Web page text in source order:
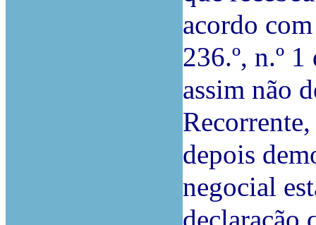
acordo
236.º, n.º
assim não
depois
negocial